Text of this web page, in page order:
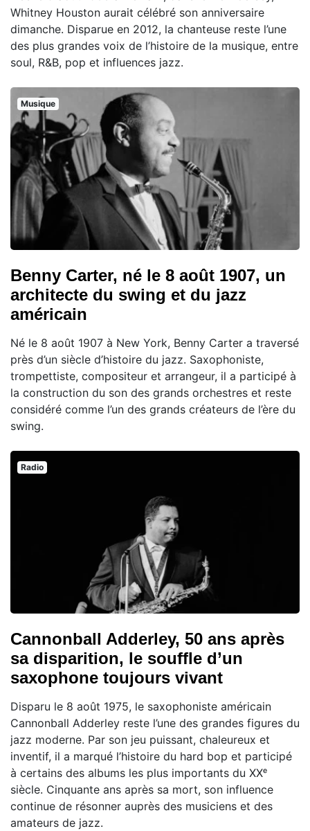
Whitney Houston aurait célébré son anniversaire
dimanche. Disparue en 2012, la chanteuse reste l’une
des plus grandes voix de l’histoire de la musique, entre
soul, R&B, pop et influences jazz.
Musique
Benny Carter, né le 8 août 1907, un
architecte du swing et du jazz
américain
Né le 8 août 1907 à New York, Benny Carter a traversé
près d’un siècle d’histoire du jazz. Saxophoniste,
trompettiste, compositeur et arrangeur, il a participé à
la construction du son des grands orchestres et reste
considéré comme l’un des grands créateurs de l’ère du
swing.
Radio
Cannonball Adderley, 50 ans après
sa disparition, le souffle d’un
saxophone toujours vivant
Disparu le 8 août 1975, le saxophoniste américain
Cannonball Adderley reste l’une des grandes figures du
jazz moderne. Par son jeu puissant, chaleureux et
inventif, il a marqué l’histoire du hard bop et participé
à certains des albums les plus importants du XXᵉ
siècle. Cinquante ans après sa mort, son influence
continue de résonner auprès des musiciens et des
amateurs de jazz.